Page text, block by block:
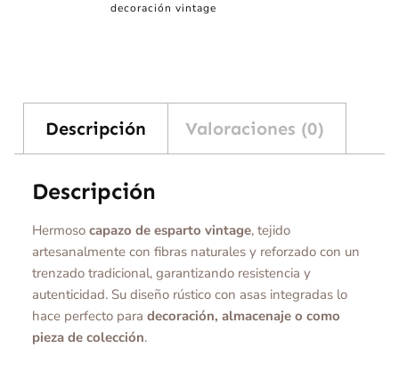
decoración vintage
Descripción Valoraciones (0)
Descripción
Hermoso capazo de esparto vintage, tejido
artesanalmente con fibras naturales y reforzado con un
trenzado tradicional, garantizando resistencia y
autenticidad. Su diseño rústico con asas integradas lo
hace perfecto para decoración, almacenaje o como
pieza de colección.